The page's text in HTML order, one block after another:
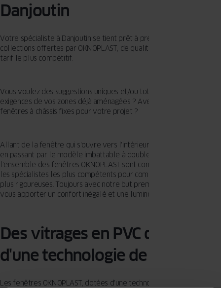
Danjoutin
Votre spécialiste à Danjoutin se tient prêt à présenter les multiples
collections offertes par OKNOPLAST, de qualité supérieure et au
tarif le plus compétitif.
Vous voulez des suggestions uniques et/ou totalement ajustées aux
exigences de vos zones déjà aménagées ? Avez-vous besoin de
fenêtres à châssis fixes pour votre projet ?
Allant de la fenêtre qui s'ouvre vers l'intérieur à celle coulissante,
en passant par le modèle imbattable à double ouverture,
l'ensemble des fenêtres OKNOPLAST sont conçues et pensées par
les spécialistes les plus compétents pour combler les exigences les
plus rigoureuses. Toujours avec notre but premier en ligne de mire :
vous apporter un confort inégalé et une luminosité exceptionnelle.
Des vitrages en PVC dotés
d'une technologie de pointe
Les fenêtres OKNOPLAST, dotées d'une technologie de pointe,